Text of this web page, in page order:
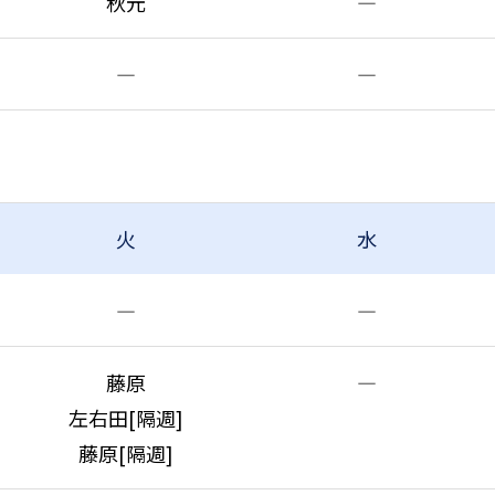
― ―
火 水
― ―
藤原
左右田[隔週]
藤原[隔週]
―